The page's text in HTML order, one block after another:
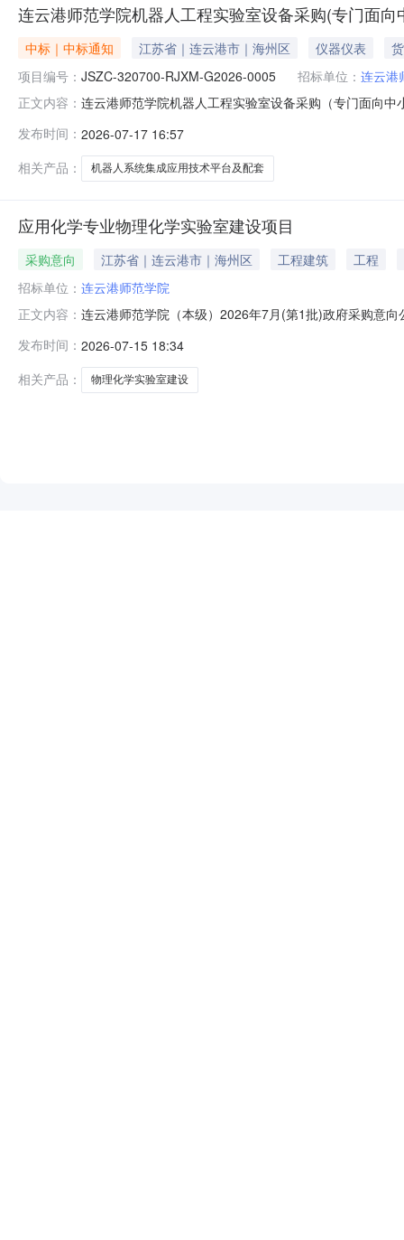
连云港师范学院机器人工程实验室设备采购(专门面向
中标｜中标通知 江苏省｜连云港市｜海州区 仪器仪表
项目编号： JSZC-320700-RJXM-G2026-0005 招标单位： 连云港
正文内容： 连云港师范学院机器人工程实验室设备采购（专门面向
市江北新区星火路20号星火创业大厦1幢538室96.1（均
发布时间： 2026-07-17 16:57
相关产品：
机器人系统集成应用技术平台及配套
应用化学专业物理化学实验室建设项目
采购意向 江苏省｜连云港市｜海州区 工程建筑
工程
招标单位： 连云港师范学院
正文内容： 连云港师范学院（本级）2026年7月(第1批)政府采购意
采购品目：采购需求概况：应用化学专业物理化学实验
采购公告和采
发布时间： 2026-07-15 18:34
相关产品：
物理化学实验室建设